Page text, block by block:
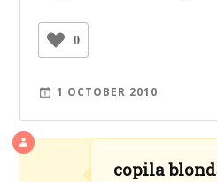
0
1 OCTOBER 2010
copila